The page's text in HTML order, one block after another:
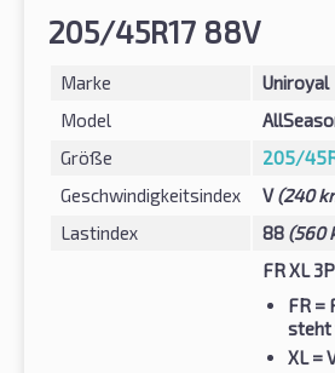
205/45R17 88V
Marke
Uniroyal
Model
Größe
205/
Geschwindigkeitsindex
V(240
Lastindex
88 (560
FR XL
FR =
steht
XL=